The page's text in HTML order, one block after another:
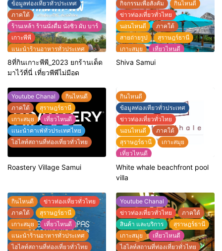
ข้อมูลท่องเทียวทั่วประเทศ
ภาคใต้
ร้านเหล้า ร้านนั่งดื่ม นั่งชิว ผับ บาร์
เกาะพีพี
แนะนำร้านอาหารทั่วประเทศ
ไฮไลท์สถานที่ท่องเที่ยวทั่วไทย
8ที่กินเกาะพีพี_2023 ยกร้านเด็ด
มาไว้ที่นี่ เที่ยวพีพีไม่มีอด
กิจกรรมเพื่อสังคัม
กินไหนดี
ข่าวท่องเที่ยวทั่วไทย
นอนไหนดี
ภาคใต้
สายถ่ายรูป
สุราษฎร์ธานี
เกาะสมุย
เที่ยวไหนดี
แนะนำที่พักทั่วประเทศไทย
Shiva Samui
Youtube Chanal
กินไหนดี
ภาคใต้
สุราษฎร์ธานี
เกาะสมุย
เที่ยวไหนดี
เเนะนำคาเฟ่ทั่วประเทศไทย
ไฮไลท์สถานที่ท่องเที่ยวทั่วไทย
Roastery Village Samui
กินไหนดี
ข้อมูลท่องเทียวทั่วประเทศ
ข่าวท่องเที่ยวทั่วไทย
นอนไหนดี
ภาคใต้
สุราษฎร์ธานี
เกาะสมุย
เที่ยวไหนดี
แนะนำที่พักทั่วประเทศไทย
แนะนำร้านอาหารทั่วประเทศ
White whale beachfront pool
villa
กินไหนดี
ข่าวท่องเที่ยวทั่วไทย
ภาคใต้
สุราษฎร์ธานี
เกาะสมุย
เที่ยวไหนดี
แนะนำร้านอาหารทั่วประเทศ
ไฮไลท์สถานที่ท่องเที่ยวทั่วไทย
Youtube Chanal
ข่าวท่องเที่ยวทั่วไทย
ภาคใต้
สินค้า และบริการ
สุราษฎร์ธานี
เกาะสมุย
เที่ยวไหนดี
ไฮไลท์สถานที่ท่องเที่ยวทั่วไทย